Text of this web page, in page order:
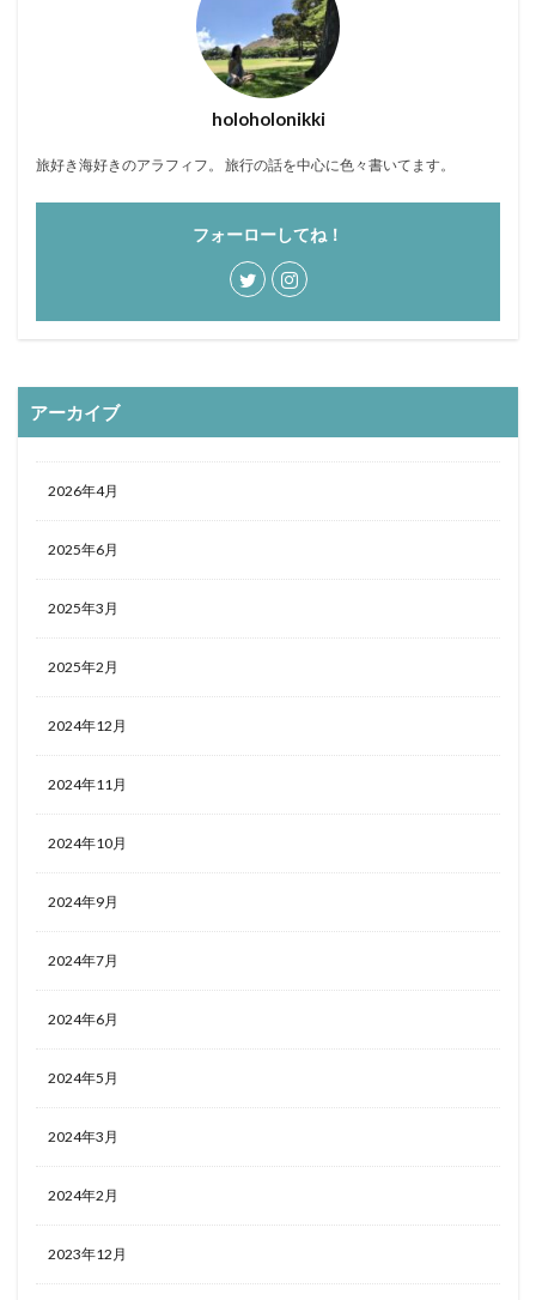
holoholonikki
旅好き海好きのアラフィフ。 旅行の話を中心に色々書いてます。
フォーローしてね！
アーカイブ
2026年4月
2025年6月
2025年3月
2025年2月
2024年12月
2024年11月
2024年10月
2024年9月
2024年7月
2024年6月
2024年5月
2024年3月
2024年2月
2023年12月